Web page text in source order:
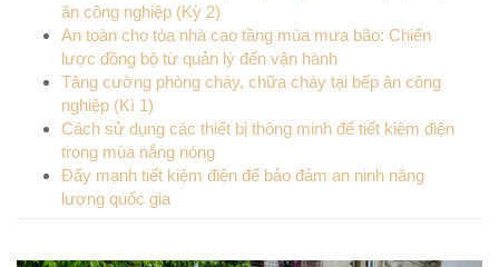
ăn công nghiệp (Kỳ 2)
An toàn cho tòa nhà cao tầng mùa mưa bão: Chiến
lược đồng bộ từ quản lý đến vận hành
Tăng cường phòng cháy, chữa cháy tại bếp ăn công
nghiệp (Kì 1)
Cách sử dụng các thiết bị thông minh để tiết kiệm điện
trong mùa nắng nóng
Đẩy mạnh tiết kiệm điện để bảo đảm an ninh năng
lượng quốc gia